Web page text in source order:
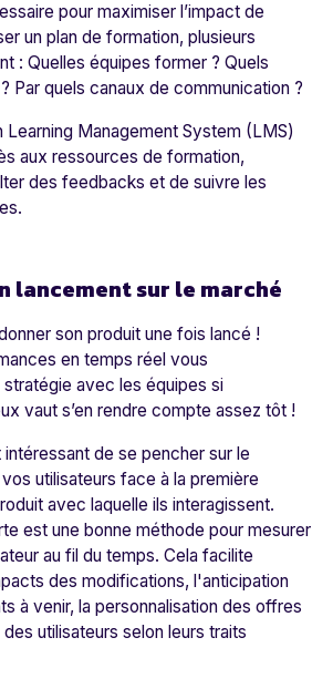
pour maximiser l’impact de
un plan de formation, plusieurs
: Quelles équipes former ? Quels
Par quels canaux de communication ?
Learning Management System (LMS)
aux ressources de formation,
des feedbacks et de suivre les
lancement sur le marché
son produit une fois lancé !
en temps réel vous
stratégie avec les équipes si
vaut s’en rendre compte assez tôt !
intéressant de se pencher sur le
utilisateurs face à la première
avec laquelle ils interagissent.
est une bonne méthode pour mesurer
au fil du temps. Cela facilite
des modifications, l'anticipation
à venir, la personnalisation des offres
utilisateurs selon leurs traits